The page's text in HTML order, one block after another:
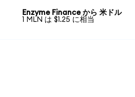
Enzyme Finance から 米ドル
1 MLN は $1.25 に相当